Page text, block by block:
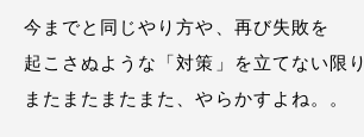
今までと同じやり方や、再び失敗を
起こさぬような「対策」を立てない限り
またまたまたまた、やらかすよね。。